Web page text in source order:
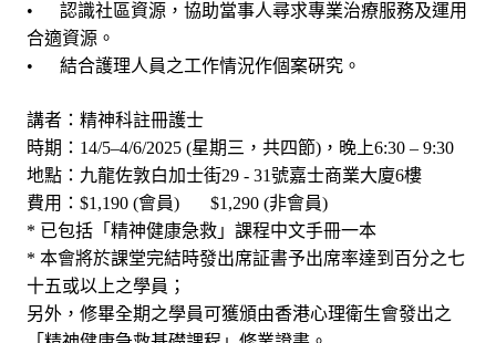
• 認識社區資源，協助當事人尋求專業治療服務及運用
合適資源。
• 結合護理人員之工作情況作個案硏究。
講者：精神科註冊護士
時期：14/5–4/6/2025 (星期三，共四節)，晚上6:30 – 9:30
地點：九龍佐敦白加士街29 - 31號嘉士商業大廈6樓
費用：$1,190 (會員) $1,290 (非會員)
* 已包括「精神健康急救」課程中文手冊一本
* 本會將於課堂完結時發出席証書予出席率達到百分之七
十五或以上之學員；
另外，修畢全期之學員可獲頒由香港心理衛生會發出之